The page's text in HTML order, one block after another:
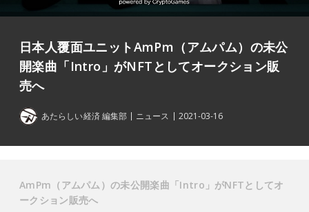
日本人覆面ユニットAmPm（アムパム）の未公
開楽曲「Intro」がNFTとしてオークション販
売へ
あたらしい経済 編集部 ニュース 2021-03-16
AmPm（アムパム）の未公開楽曲「Intro」がNFTとしてオ
ークション販売へ